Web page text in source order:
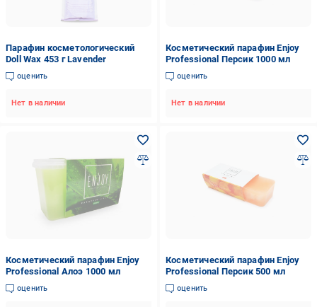
Парафин косметологический
Doll Wax 453 г Lavender
оценить
Нет в наличии
Косметический парафин Enjoy
Professional Персик 1000 мл
оценить
Нет в наличии
Косметический парафин Enjoy
Professional Алоэ 1000 мл
оценить
Косметический парафин Enjoy
Professional Персик 500 мл
оценить